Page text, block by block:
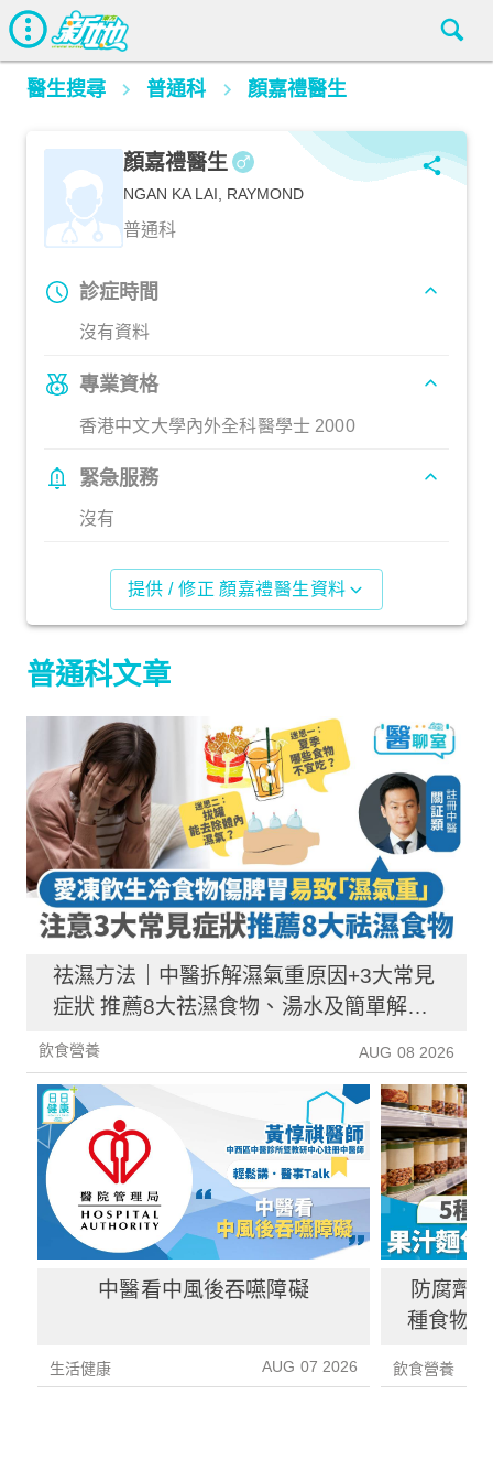
醫生搜尋 普通科 顏嘉禮醫生
顏嘉禮醫生
NGAN KA LAI, RAYMOND
普通科
診症時間
沒有資料
專業資格
香港中文大學內外全科醫學士 2000
緊急服務
沒有
提供 / 修正 顏嘉禮醫生資料
普通科文章
祛濕方法｜中醫拆解濕氣重原因+3大常見
症狀 推薦8大祛濕食物、湯水及簡單解決
方法！
飲食營養 AUG 08 2026
中醫看中風後吞嚥障礙
生活健康 AUG 07 2026
防腐劑
種食物
飲食營養